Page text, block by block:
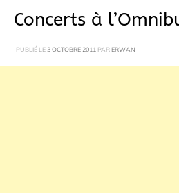
Concerts à
PUBLIÉ LE3 OCTOBRE 2011 PARERWAN